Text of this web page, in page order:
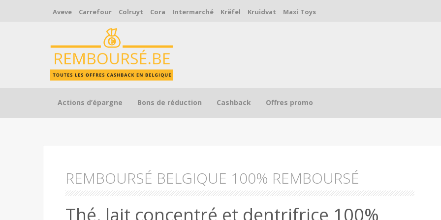
Aveve Carrefour Colruyt Cora Intermarché Krëfel Kruidvat Maxi Toys
Skip to content
Actions d’épargne Bons de réduction Cashback Offres promo
REMBOURSÉ BELGIQUE 100% REMBOURSÉ
Thé, lait concentré et dentrifrice 100%